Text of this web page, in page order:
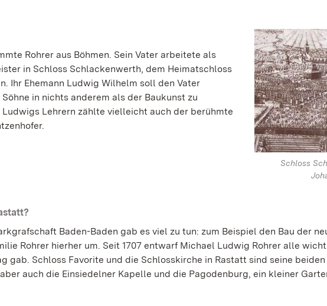
Schloss
Rohrer aus Böhmen. Sein Vater arbeitete als
in Schloss Schlackenwerth, dem Heimatschloss
Ihr Ehemann Ludwig Wilhelm soll den Vater
in nichts anderem als der Baukunst zu
Lehrern zählte vielleicht auch der berühmte
Baden-Baden gab es viel zu tun: zum Beispiel den Bau der
Rohrer hierher um. Seit 1707 entwarf Michael Ludwig Rohrer alle
gab. Schloss Favorite und die Schlosskirche in Rastatt sind seine
auch die Einsiedelner Kapelle und die Pagodenburg, ein kleiner